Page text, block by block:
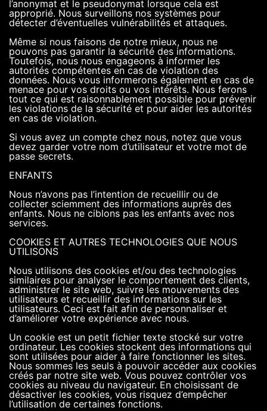
l’anonymat et le pseudonymat lorsque cela est
approprié. Nous surveillons nos systèmes pour
détecter d’éventuelles vulnérabilités et attaques.
Même si nous faisons de notre mieux, nous ne
pouvons pas garantir la sécurité des informations.
Toutefois, nous nous engageons à informer les
autorités compétentes en cas de violation des
données. Nous vous informerons également en cas de
menace pour vos droits ou vos intérêts. Nous ferons
tout ce qui est raisonnablement possible pour prévenir
les violations de la sécurité et pour aider les autorités
en cas de violation.
Si vous avez un compte chez nous, notez que vous
devez garder votre nom d’utilisateur et votre mot de
passe secrets.
ENFANTS
Nous n’avons pas l’intention de recueillir ou de
collecter sciemment des informations auprès des
enfants. Nous ne ciblons pas les enfants avec nos
services.
COOKIES ET AUTRES TECHNOLOGIES QUE NOUS
UTILISONS
Nous utilisons des cookies et/ou des technologies
similaires pour analyser le comportement des clients,
administrer le site web, suivre les mouvements des
utilisateurs et recueillir des informations sur les
utilisateurs. Ceci est fait afin de personnaliser et
d’améliorer votre expérience avec nous.
Un cookie est un petit fichier texte stocké sur votre
ordinateur. Les cookies stockent des informations qui
sont utilisées pour aider à faire fonctionner les sites.
Nous sommes les seuls à pouvoir accéder aux cookies
créés par notre site web. Vous pouvez contrôler vos
cookies au niveau du navigateur. En choisissant de
désactiver les cookies, vous risquez d’empêcher
l’utilisation de certaines fonctions.